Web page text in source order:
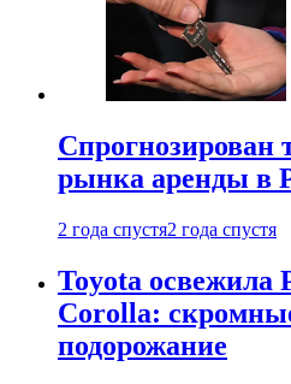
Спрогнозирован
рынка аренды в
2 года спустя2 года спустя
Toyota освежила
Corolla:
подорожание